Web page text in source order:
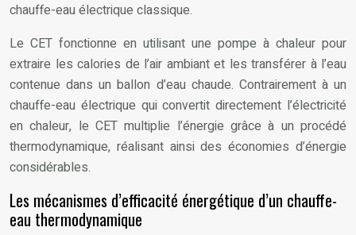
chauffe-eau électrique classique.
Le CET fonctionne en utilisant une pompe à chaleur pour
extraire les calories de l’air ambiant et les transférer à l’eau
contenue dans un ballon d’eau chaude. Contrairement à un
chauffe-eau électrique qui convertit directement l’électricité
en chaleur, le CET multiplie l’énergie grâce à un procédé
thermodynamique, réalisant ainsi des économies d’énergie
considérables.
Les mécanismes d’efficacité énergétique d’un chauffe-
eau thermodynamique